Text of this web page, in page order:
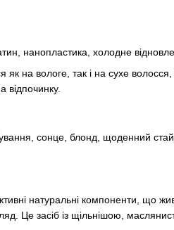
нанопластика, холодне
як на вологе, так і на сухе
сонце, блонд, щоденний
натуральні компоненти, що
Це засіб із щільнішою,